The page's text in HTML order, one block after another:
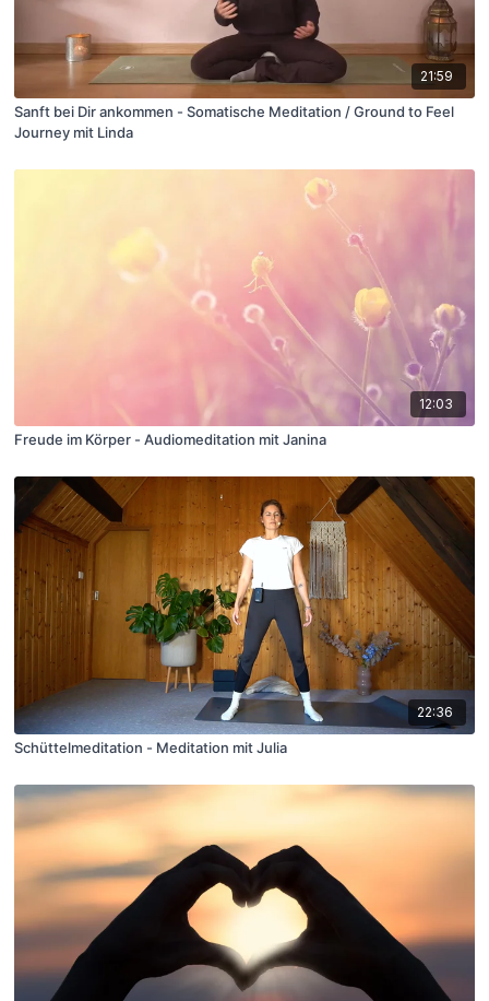
21:59
Sanft bei Dir ankommen - Somatische Meditation / Ground to Feel
Journey mit Linda
12:03
Freude im Körper - Audiomeditation mit Janina
22:36
Schüttelmeditation - Meditation mit Julia